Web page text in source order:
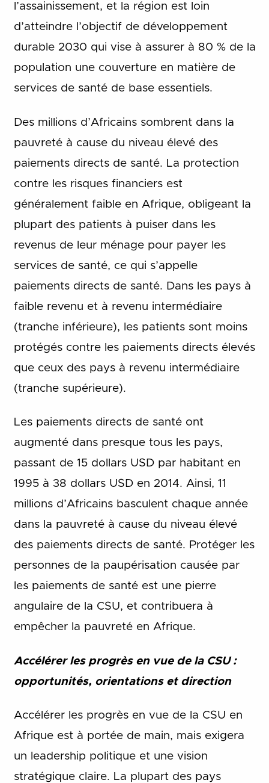
l’assainissement, et la région est loin
d’atteindre l’objectif de développement
durable 2030 qui vise à assurer à 80 % de la
population une couverture en matière de
services de santé de base essentiels.
Des millions d’Africains sombrent dans la
pauvreté à cause du niveau élevé des
paiements directs de santé. La protection
contre les risques financiers est
généralement faible en Afrique, obligeant la
plupart des patients à puiser dans les
revenus de leur ménage pour payer les
services de santé, ce qui s’appelle
paiements directs de santé. Dans les pays à
faible revenu et à revenu intermédiaire
(tranche inférieure), les patients sont moins
protégés contre les paiements directs élevés
que ceux des pays à revenu intermédiaire
(tranche supérieure).
Les paiements directs de santé ont
augmenté dans presque tous les pays,
passant de 15 dollars USD par habitant en
1995 à 38 dollars USD en 2014. Ainsi, 11
millions d’Africains basculent chaque année
dans la pauvreté à cause du niveau élevé
des paiements directs de santé. Protéger les
personnes de la paupérisation causée par
les paiements de santé est une pierre
angulaire de la CSU, et contribuera à
empêcher la pauvreté en Afrique.
Accélérer les progrès en vue de la CSU :
opportunités, orientations et direction
Accélérer les progrès en vue de la CSU en
Afrique est à portée de main, mais exigera
un leadership politique et une vision
stratégique claire. La plupart des pays